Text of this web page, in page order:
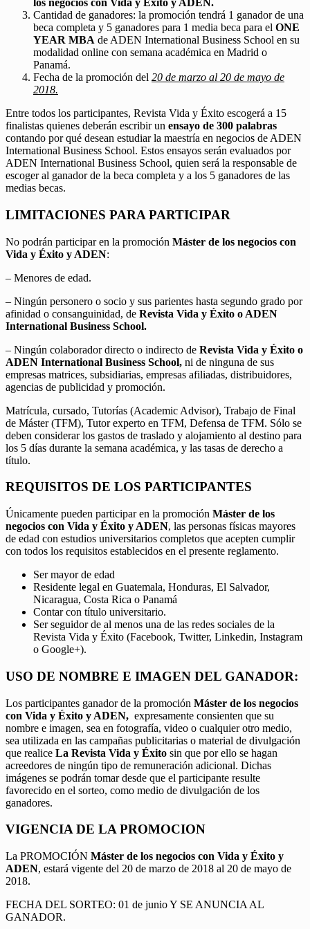
los negocios con Vida y Éxito y ADEN.
Cantidad de ganadores: la promoción tendrá 1 ganador de una
beca completa y 5 ganadores para 1 media beca para el ONE
YEAR MBA de ADEN International Business School en su
modalidad online con semana académica en Madrid o
Panamá.
Fecha de la promoción del 20 de marzo al 20 de mayo de
2018.
Entre todos los participantes, Revista Vida y Éxito escogerá a 15
finalistas quienes deberán escribir un ensayo de 300 palabras
contando por qué desean estudiar la maestría en negocios de ADEN
International Business School. Estos ensayos serán evaluados por
ADEN International Business School, quien será la responsable de
escoger al ganador de la beca completa y a los 5 ganadores de las
medias becas.
LIMITACIONES PARA PARTICIPAR
No podrán participar en la promoción Máster de los negocios con
Vida y Éxito y ADEN:
– Menores de edad.
– Ningún personero o socio y sus parientes hasta segundo grado por
afinidad o consanguinidad, de Revista Vida y Éxito o ADEN
International Business School.
– Ningún colaborador directo o indirecto de Revista Vida y Éxito o
ADEN International Business School, ni de ninguna de sus
empresas matrices, subsidiarias, empresas afiliadas, distribuidores,
agencias de publicidad y promoción.
Matrícula, cursado, Tutorías (Academic Advisor), Trabajo de Final
de Máster (TFM), Tutor experto en TFM, Defensa de TFM. Sólo se
deben considerar los gastos de traslado y alojamiento al destino para
los 5 días durante la semana académica, y las tasas de derecho a
título.
REQUISITOS DE LOS PARTICIPANTES
Únicamente pueden participar en la promoción Máster de los
negocios con Vida y Éxito y ADEN, las personas físicas mayores
de edad con estudios universitarios completos que acepten cumplir
con todos los requisitos establecidos en el presente reglamento.
Ser mayor de edad
Residente legal en Guatemala, Honduras, El Salvador,
Nicaragua, Costa Rica o Panamá
Contar con título universitario.
Ser seguidor de al menos una de las redes sociales de la
Revista Vida y Éxito (Facebook, Twitter, Linkedin, Instagram
o Google+).
USO DE NOMBRE E IMAGEN DEL GANADOR:
Los participantes ganador de la promoción Máster de los negocios
con Vida y Éxito y ADEN, expresamente consienten que su
nombre e imagen, sea en fotografía, video o cualquier otro medio,
sea utilizada en las campañas publicitarias o material de divulgación
que realice La Revista Vida y Éxito sin que por ello se hagan
acreedores de ningún tipo de remuneración adicional. Dichas
imágenes se podrán tomar desde que el participante resulte
favorecido en el sorteo, como medio de divulgación de los
ganadores.
VIGENCIA DE LA PROMOCION
La PROMOCIÓN Máster de los negocios con Vida y Éxito y
ADEN, estará vigente del 20 de marzo de 2018 al 20 de mayo de
2018.
FECHA DEL SORTEO: 01 de junio Y SE ANUNCIA AL
GANADOR.